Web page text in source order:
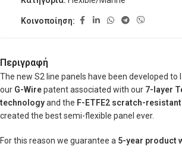
Κοινοποίηση:
Περιγραφή
The new S2 line panels have been developed to
our G-Wirepatent associated with our 7-layer
technologyand the F-ETFE2 scratch-
created the best semi-flexible panel ever.
For this reason we guarantee a 5-year product